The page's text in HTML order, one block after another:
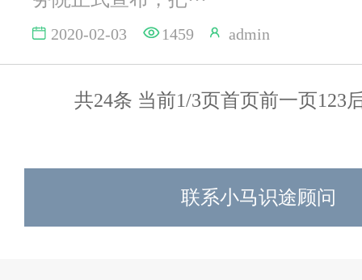
2020-02-03 1459 admin
共24条 当前1/3页首页前一页123
联系小马识途顾问